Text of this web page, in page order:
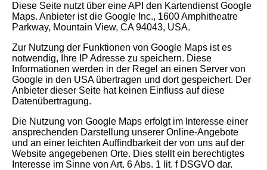
Diese Seite nutzt über eine API den Kartendienst Google
Maps. Anbieter ist die Google Inc., 1600 Amphitheatre
Parkway, Mountain View, CA 94043, USA.
Zur Nutzung der Funktionen von Google Maps ist es
notwendig, Ihre IP Adresse zu speichern. Diese
Informationen werden in der Regel an einen Server von
Google in den USA übertragen und dort gespeichert. Der
Anbieter dieser Seite hat keinen Einfluss auf diese
Datenübertragung.
Die Nutzung von Google Maps erfolgt im Interesse einer
ansprechenden Darstellung unserer Online-Angebote
und an einer leichten Auffindbarkeit der von uns auf der
Website angegebenen Orte. Dies stellt ein berechtigtes
Interesse im Sinne von Art. 6 Abs. 1 lit. f DSGVO dar.